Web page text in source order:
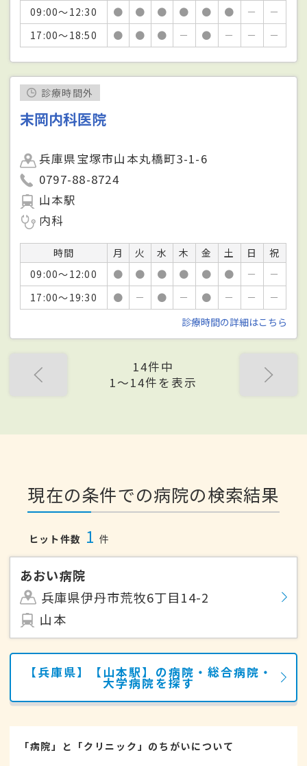
09:00～12:30 ● ● ● ● ● ● －
－
17:00～18:50
● ● ● － ● － － －
診療時間外
末岡内科医院
兵庫県宝塚市山本丸橋町3-1-6
0797-88-8724
山本駅
内科
時間 月 火 水 木 金 土 日
祝
09:00～12:00
● ● ● ● ● ● －
－
17:00～19:30
● － ● － ● － －
－
診療時間の詳細はこちら
14件中
1〜14件を表示
現在の条件での病院の検索結果
ヒット件数 1 件
あおい病院
兵庫県伊丹市荒牧6丁目14-2
山本
【兵庫県】【山本駅】の病院・総合病院・
大学病院を探す
「病院」と「クリニック」のちがいについて